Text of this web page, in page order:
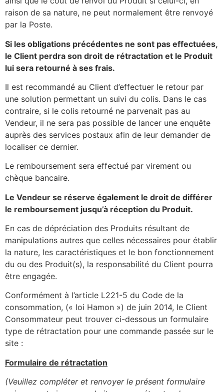
raison de sa nature, ne peut normalement être renvoyé
par la Poste.
Si les obligations précédentes ne sont pas effectuées,
le Client perdra son droit de rétractation et le Produit
lui sera retourné à ses frais.
Il est recommandé au Client d’effectuer le retour par
une solution permettant un suivi du colis. Dans le cas
contraire, si le colis retourné ne parvenait pas au
Vendeur, il ne sera pas possible de lancer une enquête
auprès des services postaux afin de leur demander de
localiser ce dernier.
Le remboursement sera effectué par virement ou
chèque bancaire.
Le Vendeur se réserve également le droit de différer
le remboursement jusqu’à réception du Produit.
En cas de dépréciation des Produits résultant de
manipulations autres que celles nécessaires pour établir
la nature, les caractéristiques et le bon fonctionnement
du ou des Produit(s), la responsabilité du Client pourra
être engagée.
Conformément à l’article L221-5 du Code de la
consommation, (« loi Hamon ») de juin 2014, le Client
Consommateur peut trouver ci-dessous un formulaire
type de rétractation pour une commande passée sur le
site :
Formulaire de rétractation
(Veuillez compléter et renvoyer le présent formulaire